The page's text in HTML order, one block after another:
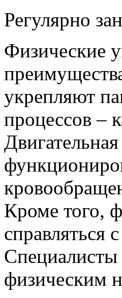
Регулярно
Физические
укрепляют
процессов –
Кроме того,
справляться
Специалисты
физическим